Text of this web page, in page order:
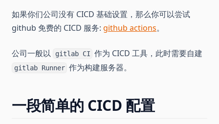
如果你们公司没有 CICD 基础设置，那么你可以尝试
github 免费的 CICD 服务: github actions。
公司一般以 gitlab CI 作为 CICD 工具，此时需要自建
gitlab Runner 作为构建服务器。
一段简单的 CICD 配置